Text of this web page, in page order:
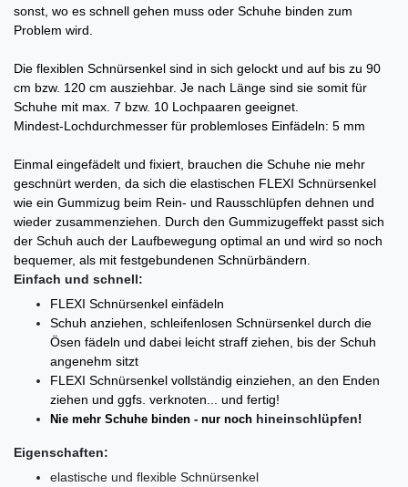
sonst, wo es schnell gehen muss oder Schuhe binden zum
Problem wird.
Die flexiblen Schnürsenkel sind in sich gelockt und auf bis zu 90
cm bzw. 120 cm ausziehbar. Je nach Länge sind sie somit für
Schuhe mit max. 7 bzw. 10 Lochpaaren geeignet.
Mindest-Lochdurchmesser für problemloses Einfädeln: 5 mm
Einmal eingefädelt und fixiert, brauchen die Schuhe nie mehr
geschnürt werden, da sich die elastischen FLEXI Schnürsenkel
wie ein Gummizug beim Rein- und Rausschlüpfen dehnen und
wieder zusammenziehen. Durch den Gummizugeffekt passt sich
der Schuh auch der Laufbewegung optimal an und wird so noch
bequemer, als mit festgebundenen Schnürbändern.
Einfach und schnell:
FLEXI Schnürsenkel einfädeln
Schuh anziehen, schleifenlosen Schnürsenkel durch die
Ösen fädeln und dabei leicht straff ziehen, bis der Schuh
angenehm sitzt
FLEXI Schnürsenkel vollständig einziehen, an den Enden
ziehen und ggfs. verknoten... und fertig!
Nie mehr Schuhe binden - nur noch hi­n­ein­schlüp­fen!
Eigenschaften:
elastische und flexible Schnürsenkel